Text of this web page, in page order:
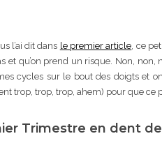
l’ai dit dans le premier article, ce
et qu’on prend un risque. Non,
cycles sur le bout des doigts et
trop, trop, trop, ahem) pour que ce
Trimestre en dent